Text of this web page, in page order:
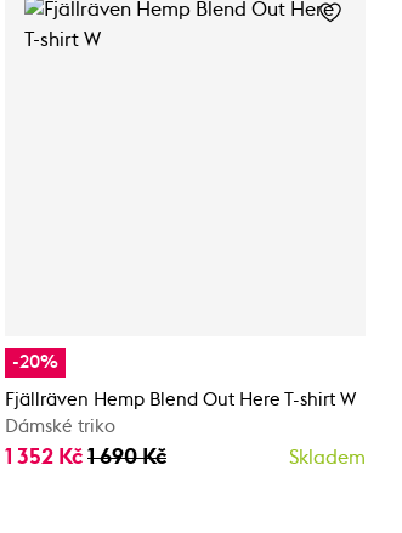
-20%
Fjällräven Hemp Blend Out Here T-shirt W
Dámské triko
1 352 Kč 1 690 Kč Skladem